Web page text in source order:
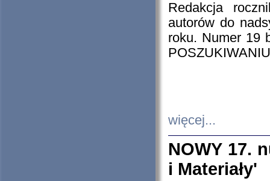
Redakcja
autorów do
roku. Numer 19
więcej...
NOWY 17.
i Materiały'